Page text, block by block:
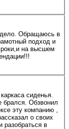
своего дела!
дело. Обращаюсь в
подход и
на высшем
сиденья.
брался. Обзвонил
эту компанию ,
о своих
в